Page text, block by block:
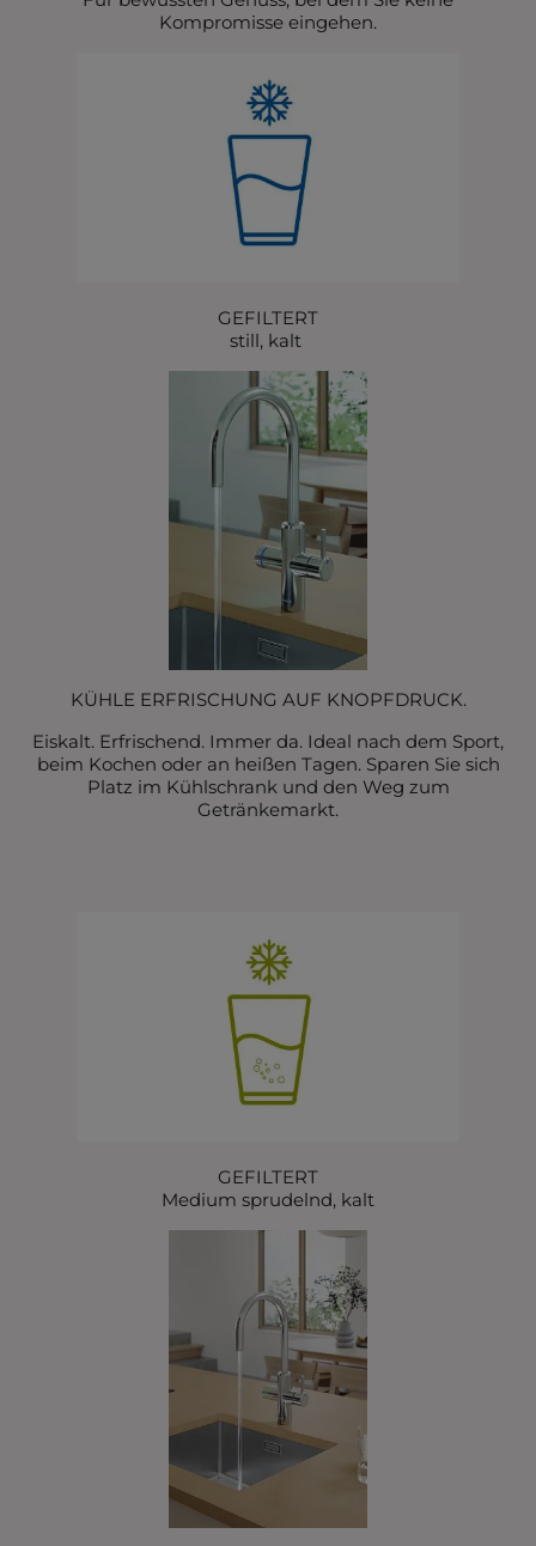
Kompromisse eingehen.
GEFILTERT
still, kalt
KÜHLE ERFRISCHUNG AUF KNOPFDRUCK.
Eiskalt. Erfrischend. Immer da. Ideal nach dem Sport,
beim Kochen oder an heißen Tagen. Sparen Sie sich
Platz im Kühlschrank und den Weg zum
Getränkemarkt.
GEFILTERT
Medium sprudelnd, kalt